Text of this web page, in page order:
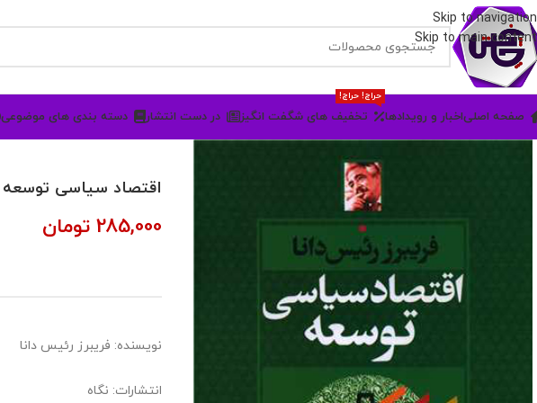
Skip to navigation
Skip to main content
صفحه اصلیاخبار و رویدادها تخفیف های شگفت انگیز
حراج! حراج!
در دست انتشار دسته بندی های موضوعی
اقتصاد سیاسی توسعه
285,000 تومان
نویسنده: فریبرز رئیس دانا
انتشارات: نگاه